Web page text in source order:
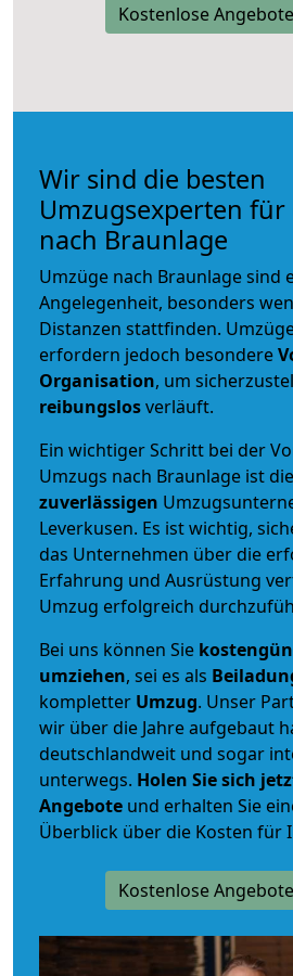
Kostenlose
Wir sind die besten
Umzugsexperten
nach Braunlage
Umzüge nach Braunlage sind
Angelegenheit, besonders
Distanzen stattfinden.
erfordern jedoch besondere
Organisation, um
reibungslosverläuft.
Ein wichtiger Schritt bei der
Umzugs nach Braunlage ist
zuverlässigen
Leverkusen. Es ist wichtig,
das Unternehmen über die
Erfahrung und Ausrüstung
Umzug erfolgreich
Bei uns können Sie
umziehen, sei es als
kompletter Umzug. Unser
wir über die Jahre aufgebaut
deutschlandweit und sogar
unterwegs. Holen Sie sich
Angebote und erhalten Sie
Überblick über die Kosten für
Kostenlose